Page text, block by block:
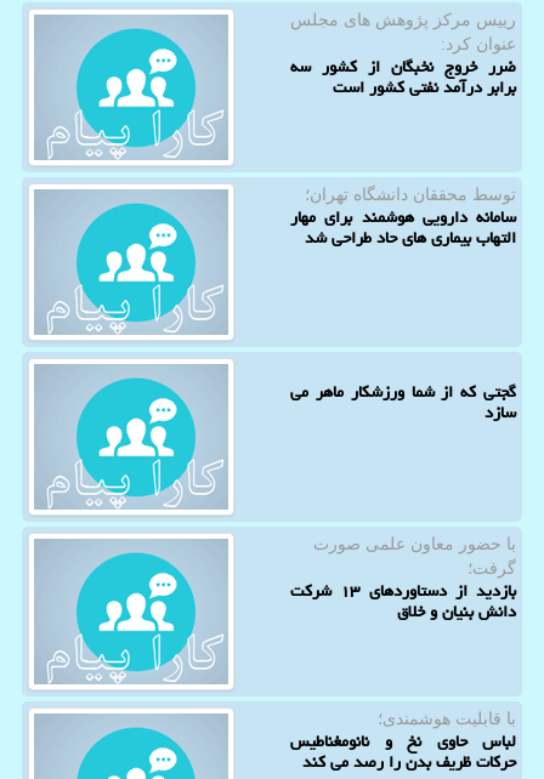
رییس مركز پژوهش های مجلس
عنوان كرد:
ضرر خروج نخبگان از کشور سه
برابر درآمد نفتی کشور است
توسط محققان دانشگاه تهران؛
سامانه دارویی هوشمند برای مهار
التهاب بیماری های حاد طراحی شد
گجتی که از شما ورزشکار ماهر می
سازد
با حضور معاون علمی صورت
گرفت؛
بازدید از دستاوردهای ۱۳ شرکت
دانش بنیان و خلاق
با قابلیت هوشمندی؛
لباس حاوی نخ و نانومغناطیس
حرکات ظریف بدن را رصد می کند